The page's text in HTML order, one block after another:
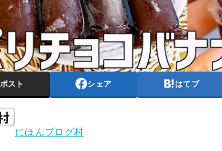
ポスト シェア はてブ
にほんブログ村